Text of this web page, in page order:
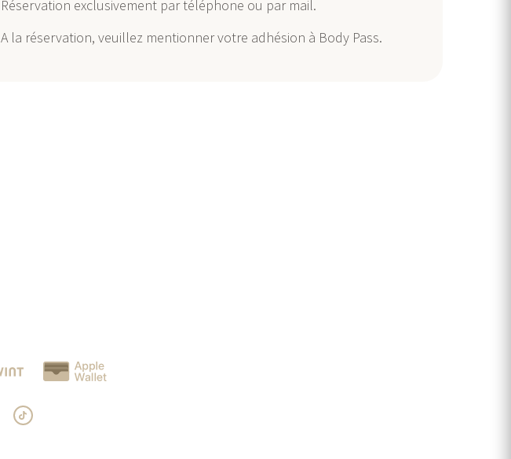
Réservation exclusivement par téléphone ou par mail.
A la réservation, veuillez mentionner votre adhésion à Body Pass.